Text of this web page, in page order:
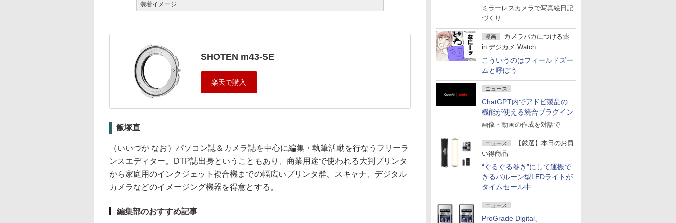
ミラーレスカメラで写真絵日記
づくり
漫画
カメラバカにつける薬
in デジカメ Watch
こういうのはフィールドズー
ムと呼ぼう
ニュース
ChatGPT内でアドビ製品の
機能が使える統合プラグイン
画像・動画の作成を対話で
ニュース
【厳選】本日のお買
い得商品
“ぐるぐる巻き”にして運搬で
きるバルーン型LEDライトが
タイムセール中
ニュース
ProGrade Digital、
装着イメージ
SHOTEN m43-SE
飯塚直
（いいづか なお）パソコン誌＆カメラ誌を中心に編集・執筆活動を行なうフリーラ
ンスエディター。DTP誌出身ということもあり、商業用途で使われる大判プリンタ
から家庭用のインクジェット複合機までの幅広いプリンタ群、スキャナ、デジタル
カメラなどのイメージング機器を得意とする。
編集部のおすすめ記事